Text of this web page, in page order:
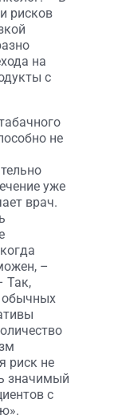
рисков
на
с
не
уже
врач.
–
Так,
обычных
риск не
значимый
с